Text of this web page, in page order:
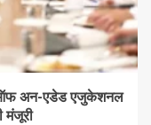
ऑफ अन-एडेड एजुकेशनल
मंजूरी